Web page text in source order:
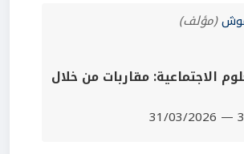
(مؤلف)
الاجتماعية: مقاربات من خلال